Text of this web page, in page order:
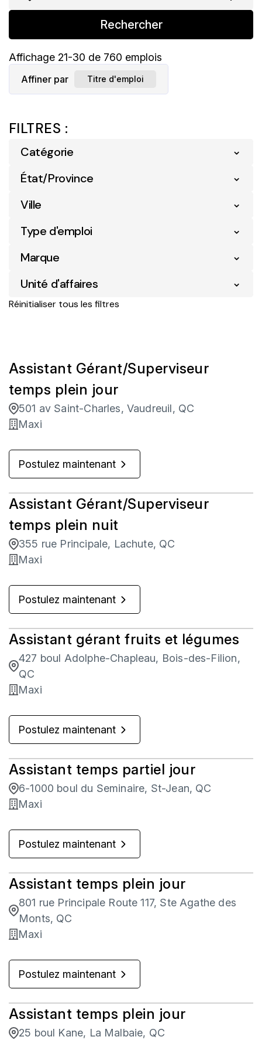
Rechercher
Affichage 21-30 de 760 emplois
Affiner par Titre d'emploi
FILTRES :
Catégorie
Détail
749
Logistique
Services Numériques Et Commerce
Électronique
1
Soutien Opérationnel 5
État/Province
Nouveau-Brunswick
5
Ontario
Ville
Acton Vale 4
Alma 14
Amos 15
Asbestos
Baie D'Urfe
Baie St-Paul
Baie-Comeau
Type d'emploi
Marque
Maxi 760
Unité d'affaires
Protection des actifs
Réinitialiser tous les filtres
Assistant Gérant/Superviseur
temps plein jour
501 av Saint-Charles, Vaudreuil, QC
Maxi
Postulez maintenant
Assistant Gérant/Superviseur
temps plein nuit
355 rue Principale, Lachute, QC
Maxi
Postulez maintenant
Assistant gérant fruits et légumes
427 boul Adolphe-Chapleau, Bois-des-Filion,
QC
Maxi
Postulez maintenant
Assistant temps partiel jour
6-1000 boul du Seminaire, St-Jean, QC
Maxi
Postulez maintenant
Assistant temps plein jour
801 rue Principale Route 117, Ste Agathe des
Monts, QC
Maxi
Postulez maintenant
Assistant temps plein jour
25 boul Kane, La Malbaie, QC